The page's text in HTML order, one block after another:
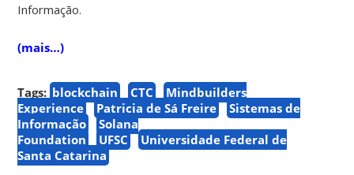
Informação.
(mais…)
Tags: blockchain CTC
Mindbuilders
Experience
Patricia de Sá Freire
Sistemas de
Informação
Solana
Foundation
UFSC
Universidade Federal de
Santa Catarina